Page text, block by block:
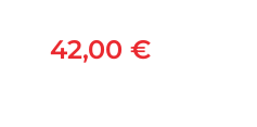
42,00 €